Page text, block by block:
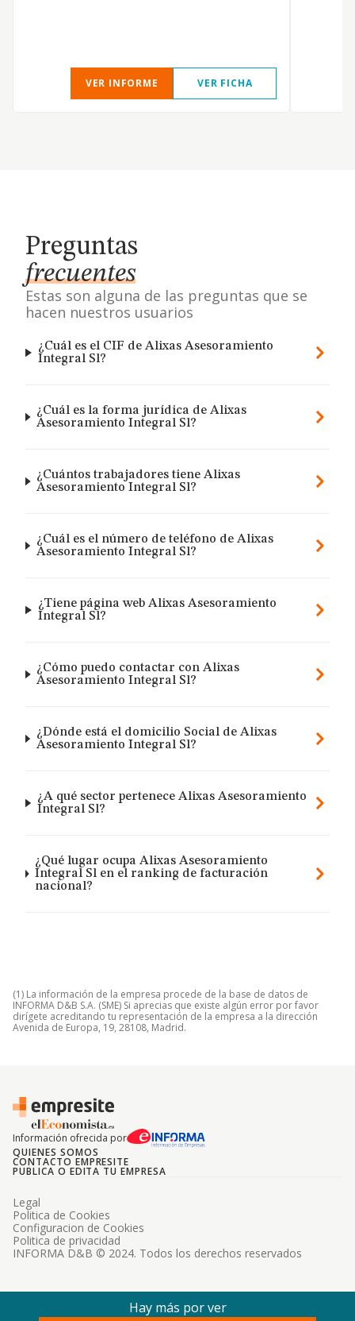
VER INFORME VER FICHA
Preguntas
frecuentes
Estas son alguna de las preguntas que se
hacen nuestros usuarios
¿Cuál es el CIF de Alixas Asesoramiento
Integral Sl?
¿Cuál es la forma jurídica de Alixas
Asesoramiento Integral Sl?
¿Cuántos trabajadores tiene Alixas
Asesoramiento Integral Sl?
¿Cuál es el número de teléfono de Alixas
Asesoramiento Integral Sl?
¿Tiene página web Alixas Asesoramiento
Integral Sl?
¿Cómo puedo contactar con Alixas
Asesoramiento Integral Sl?
¿Dónde está el domicilio Social de Alixas
Asesoramiento Integral Sl?
¿A qué sector pertenece Alixas Asesoramiento
Integral Sl?
¿Qué lugar ocupa Alixas Asesoramiento
Integral Sl en el ranking de facturación
nacional?
(1) La información de la empresa procede de la base de datos de
INFORMA D&B S.A. (SME) Si aprecias que existe algún error por favor
dirígete acreditando tu representación de la empresa a la dirección
Avenida de Europa, 19, 28108, Madrid.
Información ofrecida por
QUIENES SOMOS
CONTACTO EMPRESITE
PUBLICA O EDITA TU EMPRESA
INFORMA D&B © 2024. Todos los derechos reservados
Legal
Politica de Cookies
Configuracion de Cookies
Politica de privacidad
Hay más por ver